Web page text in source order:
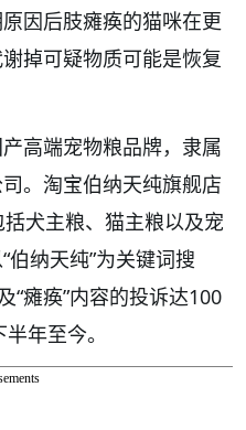
因后肢瘫痪的猫咪在更
掉可疑物质可能是恢复
高端宠物粮品牌，隶属
。淘宝伯纳天纯旗舰店
犬主粮、猫主粮以及宠
纳天纯”为关键词搜
“瘫痪”内容的投诉达100
年至今。